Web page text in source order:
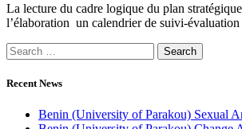
La lecture du cadre logique du plan
l’élaboration un calendrier de suivi-
Recent News
Benin (University of Parakou) Sexual